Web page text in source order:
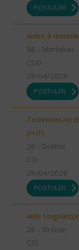
POSTULER
Aides à
56 - Morbihan
CDD
29/04/2026
POSTULER
Technicien.ne
(H/F)
26 - Drôme
CDI
28/04/2026
POSTULER
Aide
26 - Drôme
CDI